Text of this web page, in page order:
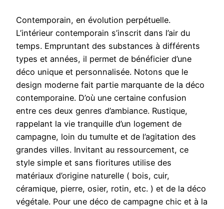
Contemporain, en évolution perpétuelle.
L’intérieur contemporain s’inscrit dans l’air du
temps. Empruntant des substances à différents
types et années, il permet de bénéficier d’une
déco unique et personnalisée. Notons que le
design moderne fait partie marquante de la déco
contemporaine. D’où une certaine confusion
entre ces deux genres d’ambiance. Rustique,
rappelant la vie tranquille d’un logement de
campagne, loin du tumulte et de l’agitation des
grandes villes. Invitant au ressourcement, ce
style simple et sans fioritures utilise des
matériaux d’origine naturelle ( bois, cuir,
céramique, pierre, osier, rotin, etc. ) et de la déco
végétale. Pour une déco de campagne chic et à la